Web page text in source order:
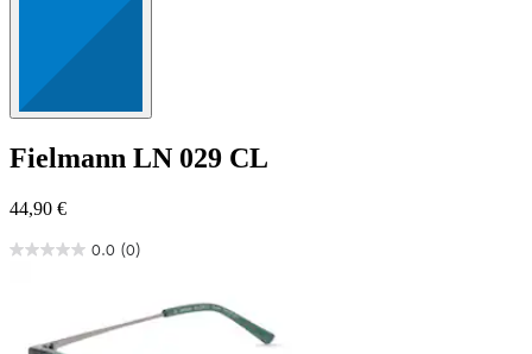
Fielmann LN 029 CL
44,90 €
0.0 (0)
0.0